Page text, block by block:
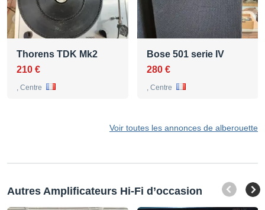
Thorens TDK Mk2
210 €
, Centre
Bose 501 serie IV
280 €
, Centre
Voir toutes les annonces de alberouette
Autres Amplificateurs Hi-Fi d’occasion